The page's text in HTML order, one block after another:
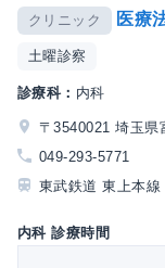
クリニック 医療
土曜診察
診療科： 内科
〒3540021 埼玉県
049-293-5771
東武鉄道 東上本
内科 診療時間